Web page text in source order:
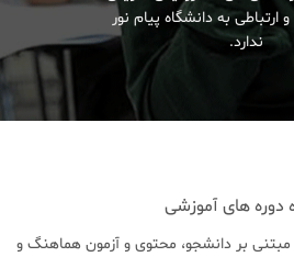
ارتباطی به دانشگاه پیام نور
ندارد.
دوره های آموزشی
مبتنی بر دانشجو، محتوی و آزمون هماهنگ و